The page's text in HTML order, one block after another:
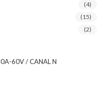
(4)
(15)
(2)
60V / CANAL N